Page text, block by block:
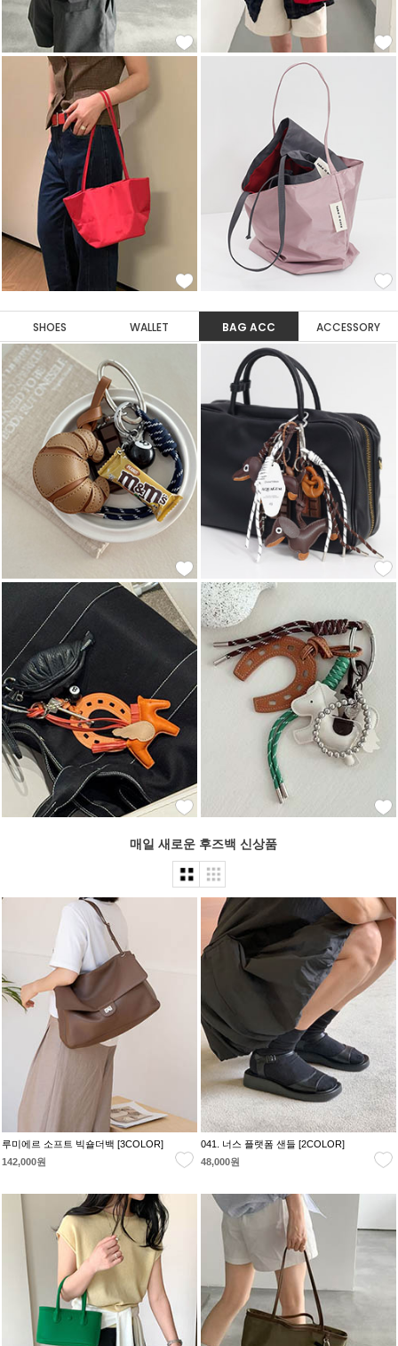
SHOES WALLET BAG ACC ACCESSORY
매일 새로운 후즈백 신상품
루미에르 소프트 빅숄더백 [3COLOR]
142,000원
041. 너스 플랫폼 샌들 [2COLOR]
48,000원